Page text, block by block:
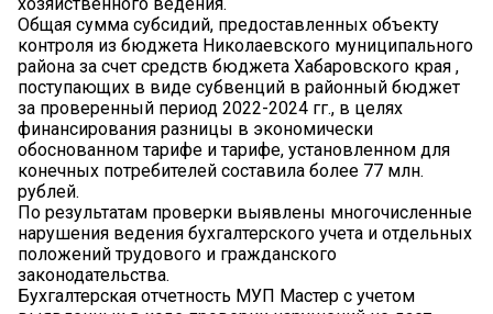
Общая сумма субсидий, предоставленных объекту
контроля из бюджета Николаевского муниципального
района за счет средств бюджета Хабаровского края ,
поступающих в виде субвенций в районный бюджет
за проверенный период 2022-2024 гг., в целях
финансирования разницы в экономически
обоснованном тарифе и тарифе, установленном для
конечных потребителей составила более 77 млн.
рублей.
По результатам проверки выявлены многочисленные
нарушения ведения бухгалтерского учета и отдельных
положений трудового и гражданского
законодательства.
Бухгалтерская отчетность МУП Мастер с учетом